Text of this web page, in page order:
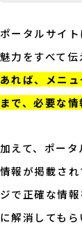
ポータルサイ
魅力をすべて
あれば、メニ
まで、必要な
加えて、ポー
情報が掲載さ
ジで正確な情
に解消しても